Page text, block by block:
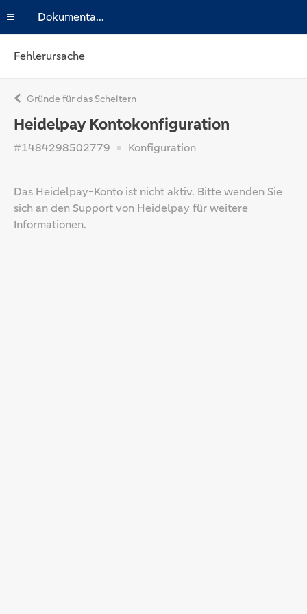
Dokumentation
Fehlerursache
Gründe für das Scheitern
Heidelpay Kontokonfiguration
#1484298502779 Konfiguration
Das Heidelpay-Konto ist nicht aktiv. Bitte wenden Sie
sich an den Support von Heidelpay für weitere
Informationen.